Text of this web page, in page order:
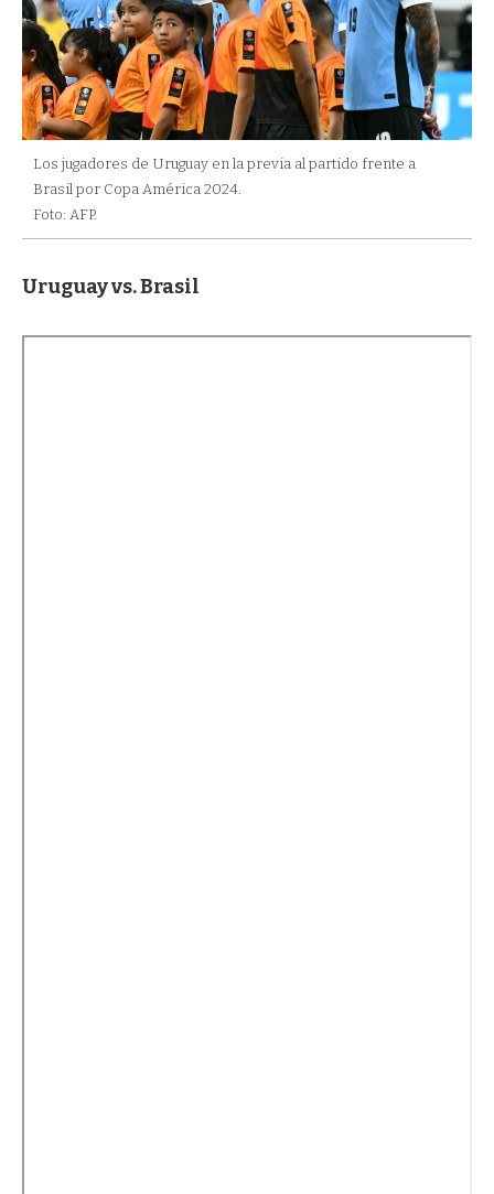
Los jugadores de Uruguay en la previa al partido frente a
Brasil por Copa América 2024.
Foto: AFP.
Uruguay vs. Brasil